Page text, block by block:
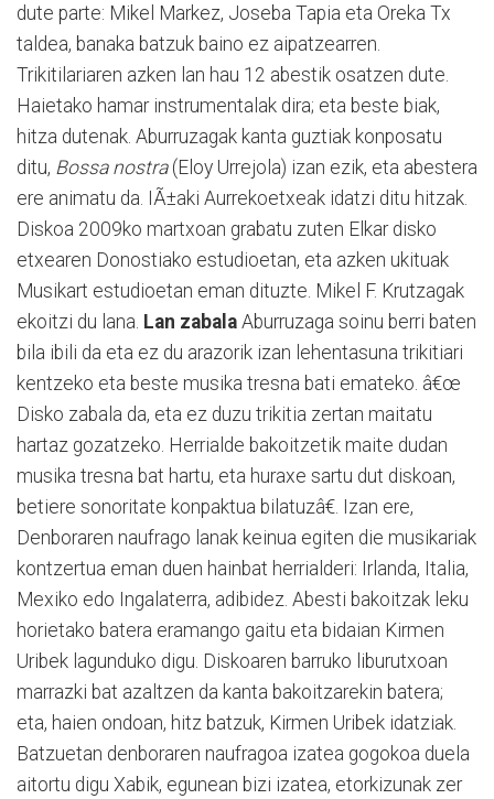
dute parte: Mikel Markez, Joseba Tapia eta Oreka Tx
taldea, banaka batzuk baino ez aipatzearren.
Trikitilariaren azken lan hau 12 abestik osatzen dute.
Haietako hamar instrumentalak dira; eta beste biak,
hitza dutenak. Aburruzagak kanta guztiak konposatu
ditu, Bossa nostra(Eloy Urrejola) izan ezik, eta abestera
ere animatu da. IÃ±aki Aurrekoetxeak idatzi ditu hitzak.
Diskoa 2009ko martxoan grabatu zuten Elkar disko
etxearen Donostiako estudioetan, eta azken ukituak
Musikart estudioetan eman dituzte. Mikel F. Krutzagak
ekoitzi du lana. Lan zabala Aburruzaga soinu berri baten
bila ibili da eta ez du arazorik izan lehentasuna trikitiari
kentzeko eta beste musika tresna bati emateko. â€œ
Disko zabala da, eta ez duzu trikitia zertan maitatu
hartaz gozatzeko. Herrialde bakoitzetik maite dudan
musika tresna bat hartu, eta huraxe sartu dut diskoan,
betiere sonoritate konpaktua bilatuzâ€. Izan ere,
Denboraren naufrago lanak keinua egiten die musikariak
kontzertua eman duen hainbat herrialderi: Irlanda, Italia,
Mexiko edo Ingalaterra, adibidez. Abesti bakoitzak leku
horietako batera eramango gaitu eta bidaian Kirmen
Uribek lagunduko digu. Diskoaren barruko liburutxoan
marrazki bat azaltzen da kanta bakoitzarekin batera;
eta, haien ondoan, hitz batzuk, Kirmen Uribek idatziak.
Batzuetan denboraren naufragoa izatea gogokoa duela
aitortu digu Xabik, egunean bizi izatea, etorkizunak zer